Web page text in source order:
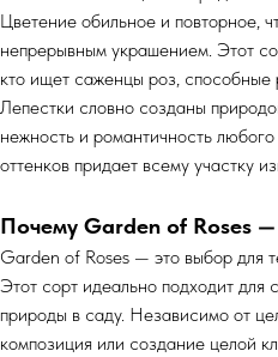
Цветение обильное и повторное,
непрерывным украшением. Этот
кто ищет саженцы роз, способные
Лепестки словно созданы
нежность и романтичность
оттенков придает всему участку
Почему Garden of Roses
Garden of Roses — это выбор для
Этот сорт идеально подходит для
природы в саду. Независимо от
композиция или создание целой